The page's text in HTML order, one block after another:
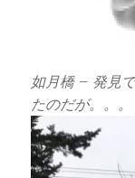
如月橋 – 発見
たのだが。。。